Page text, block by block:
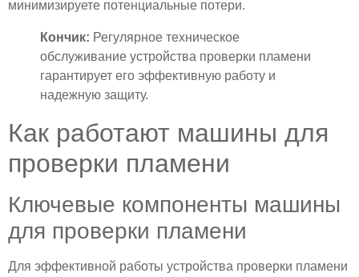
минимизируете потенциальные потери.
Кончик: Регулярное техническое
обслуживание устройства проверки пламени
гарантирует его эффективную работу и
надежную защиту.
Как работают машины для
проверки пламени
Ключевые компоненты машины
для проверки пламени
Для эффективной работы устройства проверки пламени